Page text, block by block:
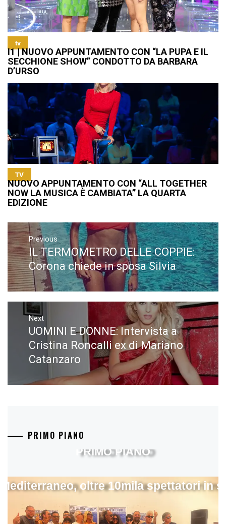
tv
I1 | NUOVO APPUNTAMENTO CON “LA PUPA E IL
SECCHIONE SHOW” CONDOTTO DA BARBARA
D’URSO
TV
NUOVO APPUNTAMENTO CON “ALL TOGETHER
NOW LA MUSICA È CAMBIATA” LA QUARTA
EDIZIONE
Navigazione
articoli
Previous
Previous
post:
IL TERMOMETRO DELLE COPPIE:
Corona chiede in sposa Silvia
Next
Next
post:
UOMINI E DONNE: Intervista a
Cristina Roncalli ex di Mariano
Catanzaro
PRIMO PIANO
oltre 10mila spettatori in
PRIMO PIANO